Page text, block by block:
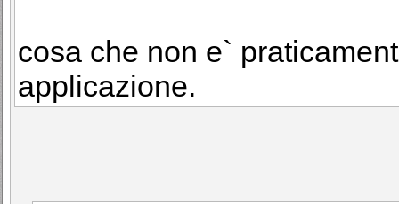
cosa che non e`
applicazione.